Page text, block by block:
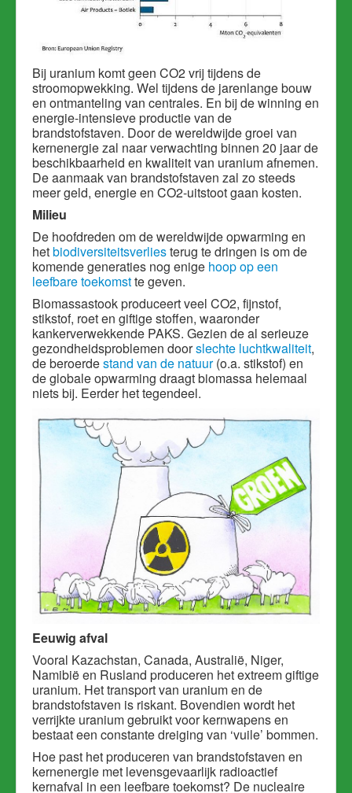
Bij uranium komt geen CO2 vrij tijdens de
stroomopwekking. Wel tijdens de jarenlange bouw
en ontmanteling van centrales. En bij de winning en
energie-intensieve productie van de
brandstofstaven. Door de wereldwijde groei van
kernenergie zal naar verwachting binnen 20 jaar de
beschikbaarheid en kwaliteit van uranium afnemen.
De aanmaak van brandstofstaven zal zo steeds
meer geld, energie en CO2-uitstoot gaan kosten.
Milieu
De hoofdreden om de wereldwijde opwarming en
hetbiodiversiteitsverliesterug te dringen is om de
komende generaties nog enige hoop op een
leefbare toekomstte geven.
Biomassastook produceert veel CO2, fijnstof,
stikstof, roet en giftige stoffen, waaronder
kankerverwekkende PAKS. Gezien de al serieuze
gezondheidsproblemen doorslechte luchtkwaliteit,
de beroerdestand van de natuur(o.a. stikstof) en
de globale opwarming draagt biomassa helemaal
niets bij. Eerder het tegendeel.
Eeuwig afval
Vooral Kazachstan, Canada, Australië, Niger,
Namibië en Rusland produceren het extreem giftige
uranium. Het transport van uranium en de
brandstofstaven is riskant. Bovendien wordt het
verrijkte uranium gebruikt voor kernwapens en
bestaat een constante dreiging van ‘vuile’ bommen.
Hoe past het produceren van brandstofstaven en
kernenergie met levensgevaarlijk radioactief
kernafval in een leefbare toekomst? De nucleaire